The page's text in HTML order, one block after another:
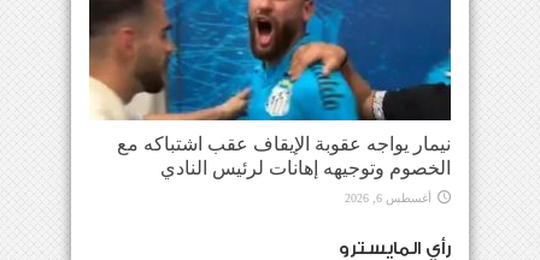
نيمار يواجه عقوبة الإيقاف عقب اشتباكه مع
الخصوم وتوجيهه إهانات لرئيس النادي
أغسطس 6, 2026
رأي المايسترو